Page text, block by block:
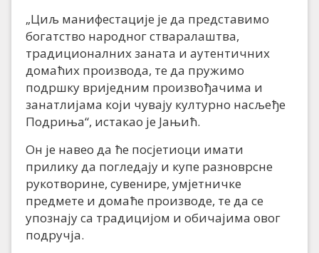
„Циљ манифестације је да представимо
богатство народног стваралаштва,
традиционалних заната и аутентичних
домаћих производа, те да пружимо
подршку вриједним произвођачима и
занатлијама који чувају културно насљеђе
Подриња“, истакао је Јањић.
Он је навео да ће посјетиоци имати
прилику да погледају и купе разноврсне
рукотворине, сувенире, умјетничке
предмете и домаће производе, те да се
упознају са традицијом и обичајима овог
подручја.